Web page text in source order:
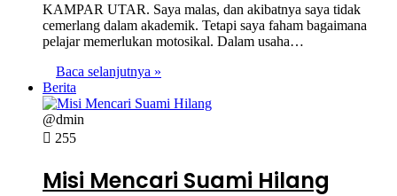
KAMPAR UTAR. Saya malas, dan akibatnya saya tidak
cemerlang dalam akademik. Tetapi saya faham bagaimana
pelajar memerlukan motosikal. Dalam usaha…
Baca selanjutnya »
Berita
@dmin
255
Misi Mencari Suami Hilang